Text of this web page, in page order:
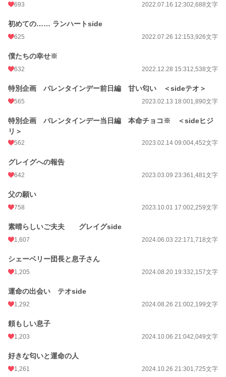
693 2022.07.16 12:302,688文字
初めての…… ランハートside
625 2022.07.26 12:153,926文字
僕たちの幸せ※
632 2022.12.28 15:31 2,538文字
特別企画 バレンタインデー前日編 甘い匂い ＜sideテオ＞
565 2023.02.13 18:001,890文字
特別企画 バレンタインデー当日編 本命チョコ※ ＜sideヒジ
リ＞
562 2023.02.14 09:004,452文字
グレイグへの報告
642 2023.03.09 23:361,481文字
父の願い
758 2023.10.01 17:002,259文字
素晴らしいご夫夫 グレイグside
1,607 2024.06.03 22:171,718文字
シェーベリー団長と息子さん
1,205 2024.08.20 19:332,157文字
運命の出会い テオside
1,292 2024.08.26 21:002,199文字
頼もしい息子
1,203 2024.10.06 21:042,049文字
好きな匂いと運命の人
1,261 2024.10.26 21:301,725文字